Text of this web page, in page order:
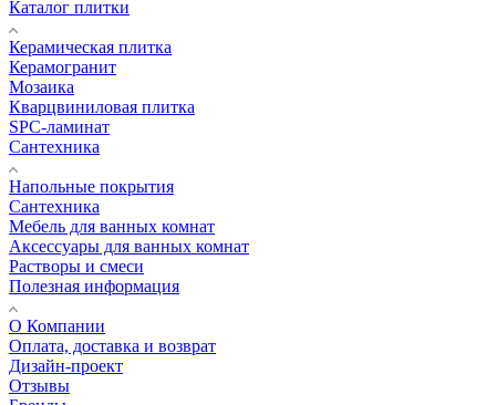
Каталог плитки
Керамическая плитка
Керамогранит
Мозаика
Кварцвиниловая плитка
SPC-ламинат
Сантехника
Напольные покрытия
Сантехника
Мебель для ванных комнат
Аксессуары для ванных комнат
Растворы и смеси
Полезная информация
О Компании
Оплата, доставка и возврат
Дизайн-проект
Отзывы